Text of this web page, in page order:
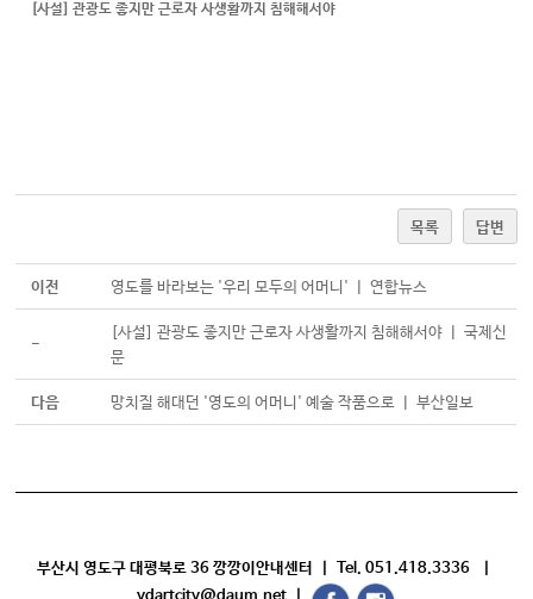
[사설] 관광도 좋지만 근로자 사생활까지 침해해서야
목록 답변
이전 영도를 바라보는 '우리 모두의 어머니' ㅣ 연합뉴스
-
[사설] 관광도 좋지만 근로자 사생활까지 침해해서야 ㅣ 국제신
문
다음 망치질 해대던 '영도의 어머니' 예술 작품으로 ㅣ 부산일보
부산시 영도구 대평북로 36 깡깡이안내센터 | Tel. 051.418.3336 |